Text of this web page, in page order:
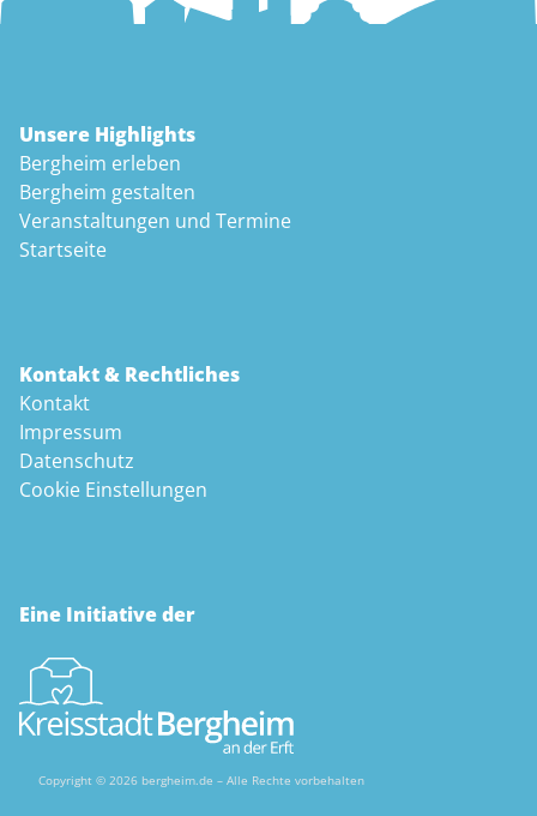
Unsere Highlights
Bergheim erleben
Bergheim gestalten
Veranstaltungen und Termine
Startseite
Kontakt & Rechtliches
Kontakt
Impressum
Datenschutz
Cookie Einstellungen
Eine Initiative der
Copyright © 2026 bergheim.de – Alle Rechte vorbehalten